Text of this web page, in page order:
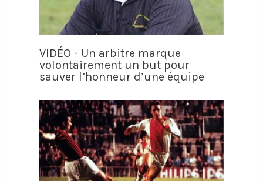
VIDÉO - Un arbitre marque
volontairement un but pour
sauver l’honneur d’une équipe